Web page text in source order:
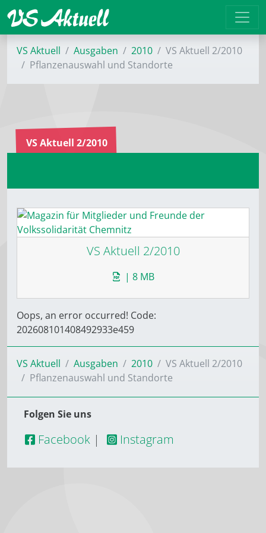
VS Aktuell Ausgaben 2010
VS Aktuell 2/2010
Pflanzenauswahl und Standorte
VS Aktuell 2/2010
VS Aktuell 2/2010
| 8 MB
Oops, an error occurred! Code:
202608101408492933e459
VS Aktuell Ausgaben 2010
VS Aktuell 2/2010
Pflanzenauswahl und Standorte
Folgen Sie uns
Facebook | Instagram